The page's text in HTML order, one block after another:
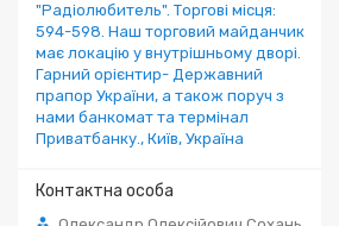
"Радіолюбитель". Торгові місця:
594-598. Наш торговий майданчик
має локацію у внутрішньому дворі.
Гарний орієнтир- Державний
прапор України, а також поруч з
нами банкомат та термінал
Приватбанку., Київ, Україна